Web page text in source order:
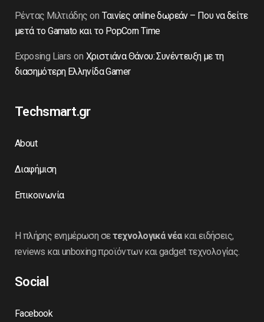
Ρέντας Μιλτιάδης onΤαινίες online δωρεάν – Που να δείτε
μετά το Gamato και το PopCorn Time
Exposing Liars on Χριστιάνα Θάνου: Συνέντευξη με τη
διασημότερη Ελληνίδα Gamer
Techsmart.gr
About
Διαφήμιση
Επικοινωνία
Η πλήρης ενημέρωση σετεχνολογικά νέακαι ειδήσεις,
reviews και unboxing προϊόντων και gadget τεχνολογίας.
Social
Facebook